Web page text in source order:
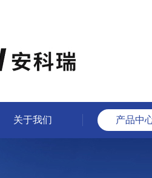
关于我们 产品中